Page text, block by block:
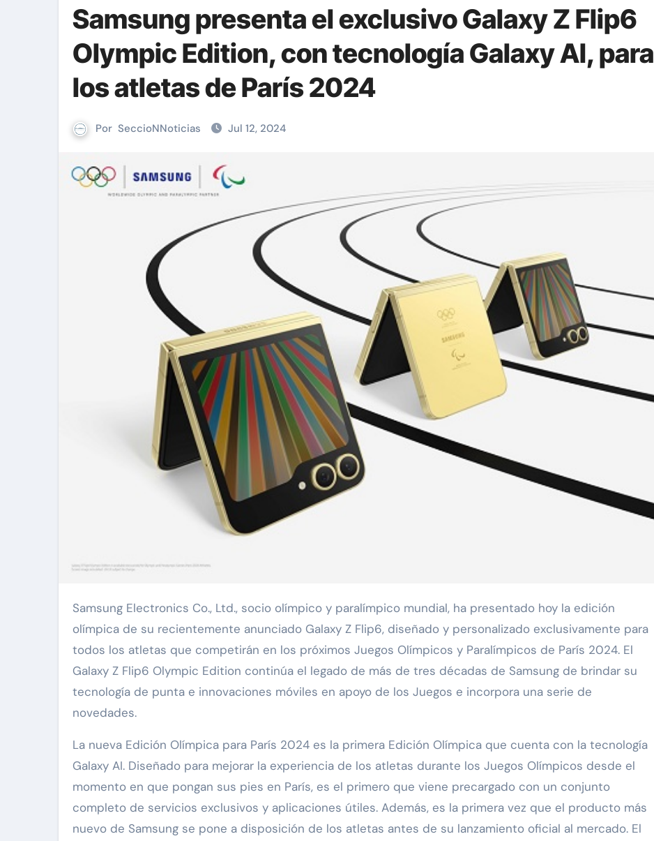
Samsung presenta el exclusivo Galaxy Z Flip6
Olympic Edition, con tecnología Galaxy AI, para
los atletas de París 2024
Por SeccioNNoticias Jul 12, 2024
Samsung Electronics Co., Ltd., socio olímpico y paralímpico mundial, ha presentado hoy la edición
olímpica de su recientemente anunciado Galaxy Z Flip6, diseñado y personalizado exclusivamente para
todos los atletas que competirán en los próximos Juegos Olímpicos y Paralímpicos de París 2024. El
Galaxy Z Flip6 Olympic Edition continúa el legado de más de tres décadas de Samsung de brindar su
tecnología de punta e innovaciones móviles en apoyo de los Juegos e incorpora una serie de
novedades.
La nueva Edición Olímpica para París 2024 es la primera Edición Olímpica que cuenta con la tecnología
Galaxy AI. Diseñado para mejorar la experiencia de los atletas durante los Juegos Olímpicos desde el
momento en que pongan sus pies en París, es el primero que viene precargado con un conjunto
completo de servicios exclusivos y aplicaciones útiles. Además, es la primera vez que el producto más
nuevo de Samsung se pone a disposición de los atletas antes de su lanzamiento oficial al mercado. El